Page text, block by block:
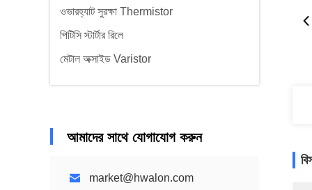
ওভারহ্যাট সুরক্ষা Thermistor
পিটিসি স্টার্টার রিলে
মেটাল অক্সাইড Varistor
আমাদের সাথে যোগাযোগ করুন
market@hwalon.com